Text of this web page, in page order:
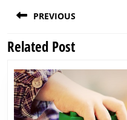
navigation
PREVIOUS
Previous
Related Post